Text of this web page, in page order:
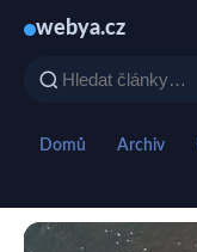
webya.cz
Domů Archiv